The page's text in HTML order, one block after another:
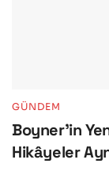
GÜNDEM
Boyner’in
Hikâyeler